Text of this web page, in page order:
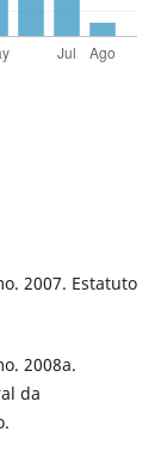
2007. Estatuto
2008a.
da